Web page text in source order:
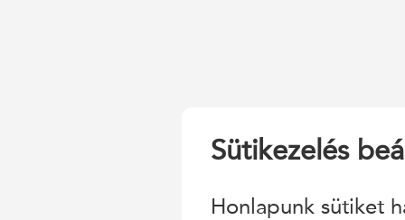
Sütikezelés
Honlapunk sütiket